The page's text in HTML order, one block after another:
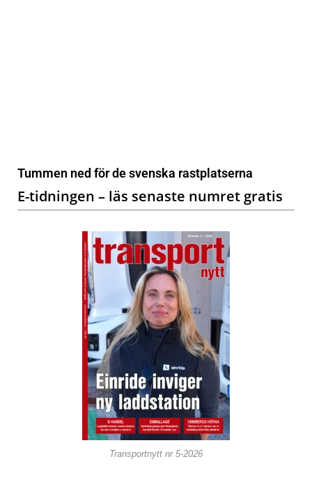
Tummen ned för de svenska rastplatserna
E-tidningen – läs senaste numret gratis
Transportnytt nr 5-2026